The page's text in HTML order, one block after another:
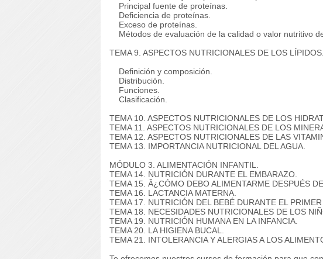
Principal fuente de proteínas.
Deficiencia de proteínas.
Exceso de proteínas.
Métodos de evaluación de la calidad o valor nutritivo
TEMA 9. ASPECTOS NUTRICIONALES DE LOS LÍPIDOS.
Definición y composición.
Distribución.
Funciones.
Clasificación.
TEMA 10. ASPECTOS NUTRICIONALES DE LOS
TEMA 11. ASPECTOS NUTRICIONALES DE LOS
TEMA 12. ASPECTOS NUTRICIONALES DE LAS
TEMA 13. IMPORTANCIA NUTRICIONAL DEL AGUA.
MÓDULO 3. ALIMENTACIÓN INFANTIL.
TEMA 14. NUTRICIÓN DURANTE EL EMBARAZO.
TEMA 15. Â¿CÓMO DEBO ALIMENTARME DESPUÉS
TEMA 16. LACTANCIA MATERNA.
TEMA 17. NUTRICIÓN DEL BEBÉ DURANTE EL PRIMER
TEMA 18. NECESIDADES NUTRICIONALES DE LOS
TEMA 19. NUTRICIÓN HUMANA EN LA INFANCIA.
TEMA 20. LA HIGIENA BUCAL.
TEMA 21. INTOLERANCIA Y ALERGIAS A LOS